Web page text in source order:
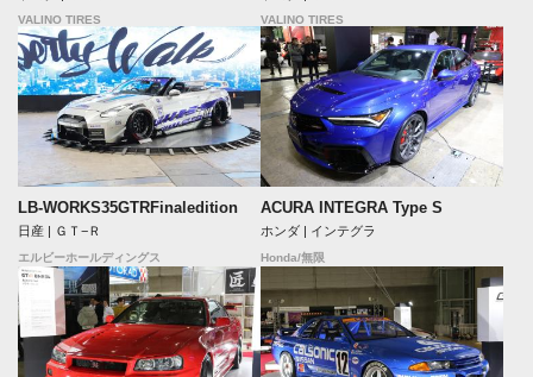
VALINO TIRES VALINO TIRES
LB-WORKS35GTRFinaledition
日産 | ＧＴ−Ｒ
エルビーホールディングス
ACURA INTEGRA Type S
ホンダ | インテグラ
Honda/無限